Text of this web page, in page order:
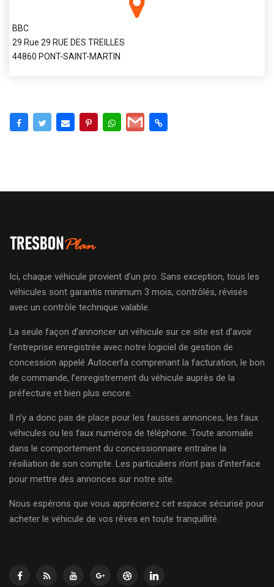
BBC
29 Rue 29 RUE DES TREILLES
44860 PONT-SAINT-MARTIN
Ici, chaque véhicule provient d’un pro. Sans exception, tous les
véhicules sont garantis minimum 3 mois, contrôlés, révisés
avec un contrôle technique valable.
La seule façon d’annoncer un véhicule sur ce site est d’avoir
l’entreprise enregistrée avec notre logiciel de gestion de
concession appelé Autocerfa comprenant la facturation, le bon
de commande, l’enregistrement du véhicule auprès de la
préfecture et bien plus encore.
Il n’y a donc pas de place pour les fausses annonces, les faux
véhicules ou les faux numéros de téléphone. Toute anomalie
dans le comportement du concessionnaire entraîne la
résiliation de son compte. Les particuliers n’ont pas d’interface
pour mettre des annonces sur notre site.
Nous espérons que vous apprécierez cet espace sécurisé pour
acheter le véhicule de vos rêves en toute tranquillité.